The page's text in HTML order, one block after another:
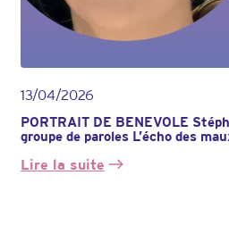
13/04/2026
PORTRAIT DE BENEVOLE
groupe de paroles L’écho des
Lire la suite
: